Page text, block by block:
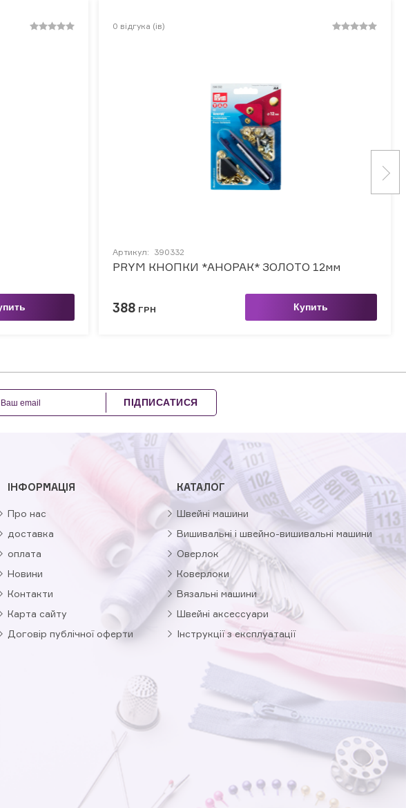
0 відгука (ів)
Артикул: 390332
PRYM КНОПКИ *АНОРАК* ЗОЛОТО 12мм
388 ГРН Купить
ПІДПИСАТИСЯ
ІНФОРМАЦІЯ
Про нас
доставка
оплата
Новини
Контакти
Карта сайту
Договір публічної оферти
КАТАЛОГ
Швейні машини
Вишивальні і швейно-вишивальні машини
Оверлок
Коверлоки
Вязальні машини
Швейні аксессуари
Інструкції з експлуатації